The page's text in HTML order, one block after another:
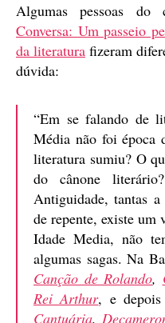
Algumas pessoas
Conversa: Um passeio
da literatura fizeram
dúvida:
“Em se falando de
Média não foi época
literatura sumiu? O
do cânone
Antiguidade, tantas
de repente, existe
Idade Media, não
algumas sagas. Na
Canção de Rolando,
Rei Arthur, e depois
Cantuária,